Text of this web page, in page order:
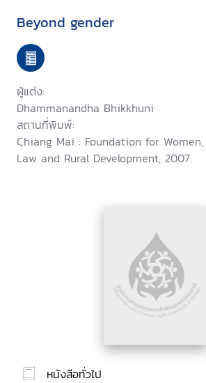
Beyond gender
ผู้แต่ง:
Dhammanandha Bhikkhuni
สถานที่พิมพ์:
Chiang Mai : Foundation for Women,
Law and Rural Development, 2007.
หนังสือทั่วไป